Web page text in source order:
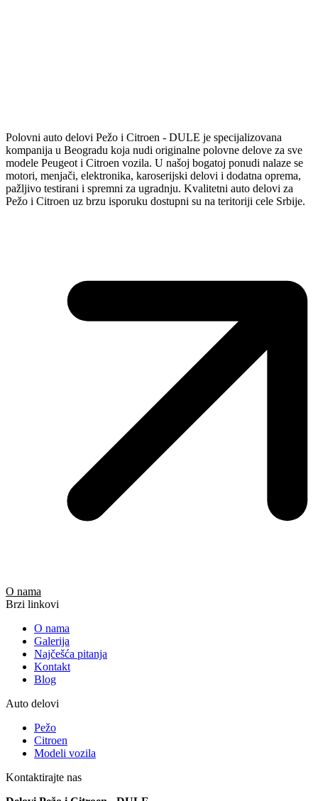
Polovni auto delovi Pežo i Citroen - DULE je specijalizovana
kompanija u Beogradu koja nudi originalne polovne delove za sve
modele Peugeot i Citroen vozila. U našoj bogatoj ponudi nalaze se
motori, menjači, elektronika, karoserijski delovi i dodatna oprema,
pažljivo testirani i spremni za ugradnju. Kvalitetni auto delovi za
Pežo i Citroen uz brzu isporuku dostupni su na teritoriji cele Srbije.
O nama
Brzi linkovi
O nama
Galerija
Najčešća pitanja
Kontakt
Blog
Auto delovi
Pežo
Citroen
Modeli vozila
Kontaktirajte nas